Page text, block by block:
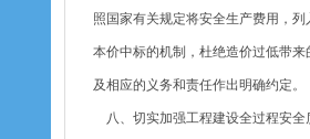
照国家有关规定将安全生产费用，
本价中标的机制，杜绝造价过低带
及相应的义务和责任作出明确约定。
八、切实加强工程建设全过程安全